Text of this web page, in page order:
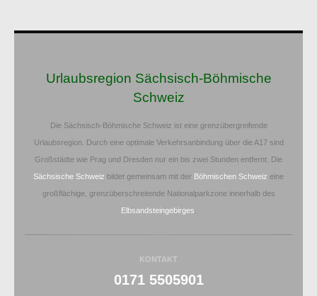
Urlaubsregion Sächsisch-Böhmische
Schweiz
Die Sächsisch-Böhmische Schweiz ist eine grenzübergreifende
Urlaubsregion. Durch eine optimale Verkehrsanbindung über die A17 sind
Großstädte wie Prag und Dresden nur ein bis zwei Stunden entfernt. Die
Sächsische Schweiz bildet gemeinsam mit der Böhmischen Schweiz eine
großflächige, grenzüberschreitende Nationalparkzone innerhalb des
Elbsandsteingebirges
KONTAKT
0171 5505901